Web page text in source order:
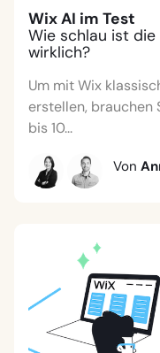
Wix AI im Test
Wie schlau ist
wirklich?
Um mit Wix
erstellen, brauchen
bis 10...
Von